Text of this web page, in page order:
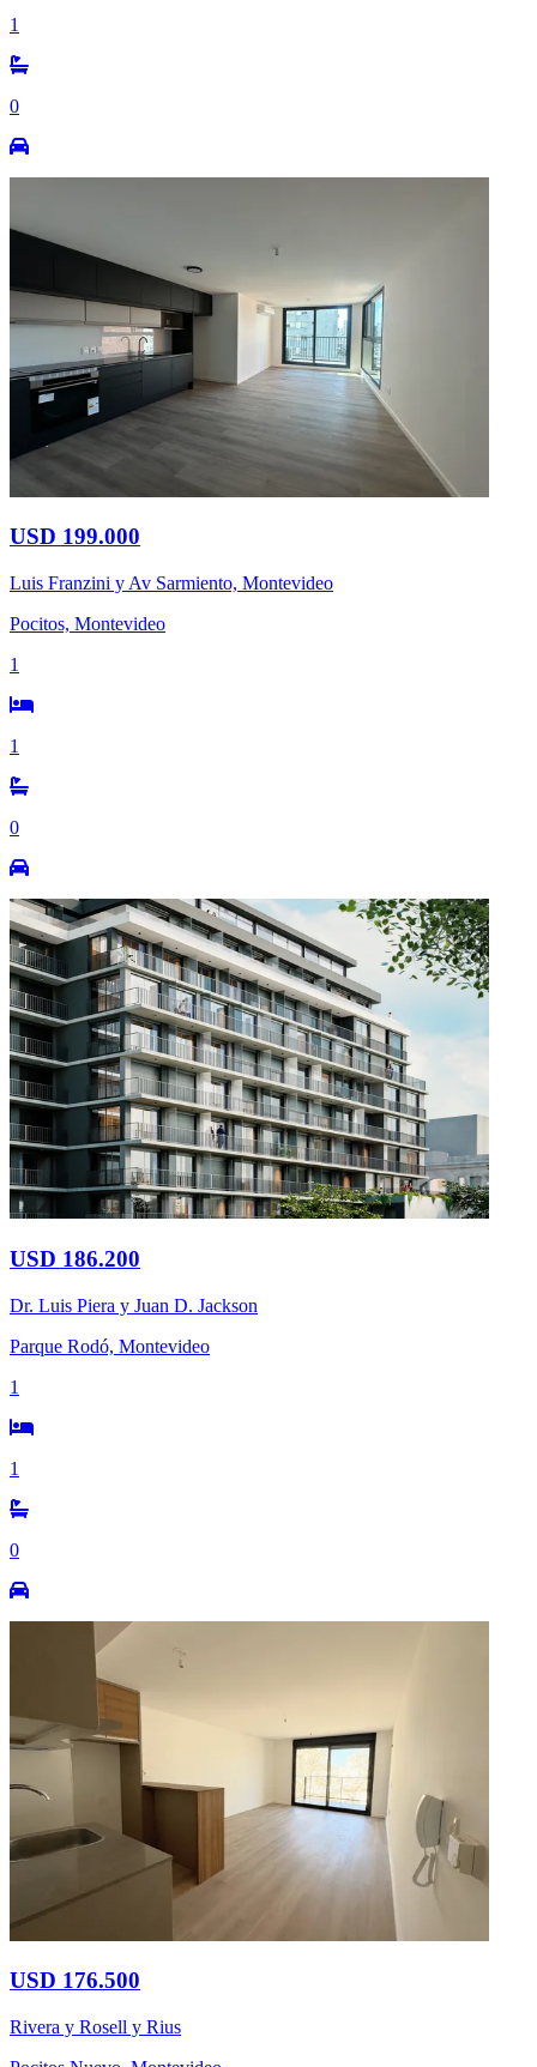
1
0
USD 199.000
Luis Franzini y Av Sarmiento, Montevideo
Pocitos, Montevideo
1
1
0
USD 186.200
Dr. Luis Piera y Juan D. Jackson
Parque Rodó, Montevideo
1
1
0
USD 176.500
Rivera y Rosell y Rius